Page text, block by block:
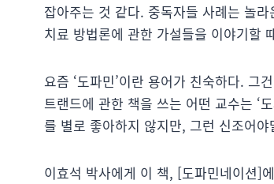
잡아주는 것 같다. 중독자들 사례는 놀
치료 방법론에 관한 가설들을 이야기할
요즘 ‘도파민’이란 용어가 친숙하다. 그
트랜드에 관한 책을 쓰는 어떤 교수는 ‘
를 별로 좋아하지 않지만, 그런 신조어
이효석 박사에게 이 책, [도파민네이션]